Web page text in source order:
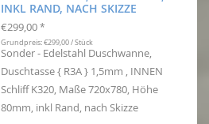
INKL RAND, NACH SKIZZE
€299,00 *
Grundpreis: €299,00 / Stück
Sonder - Edelstahl Duschwanne,
Duschtasse { R3A } 1,5mm , INNEN
Schliff K320, Maße 720x780, Höhe
80mm, inkl Rand, nach Skizze